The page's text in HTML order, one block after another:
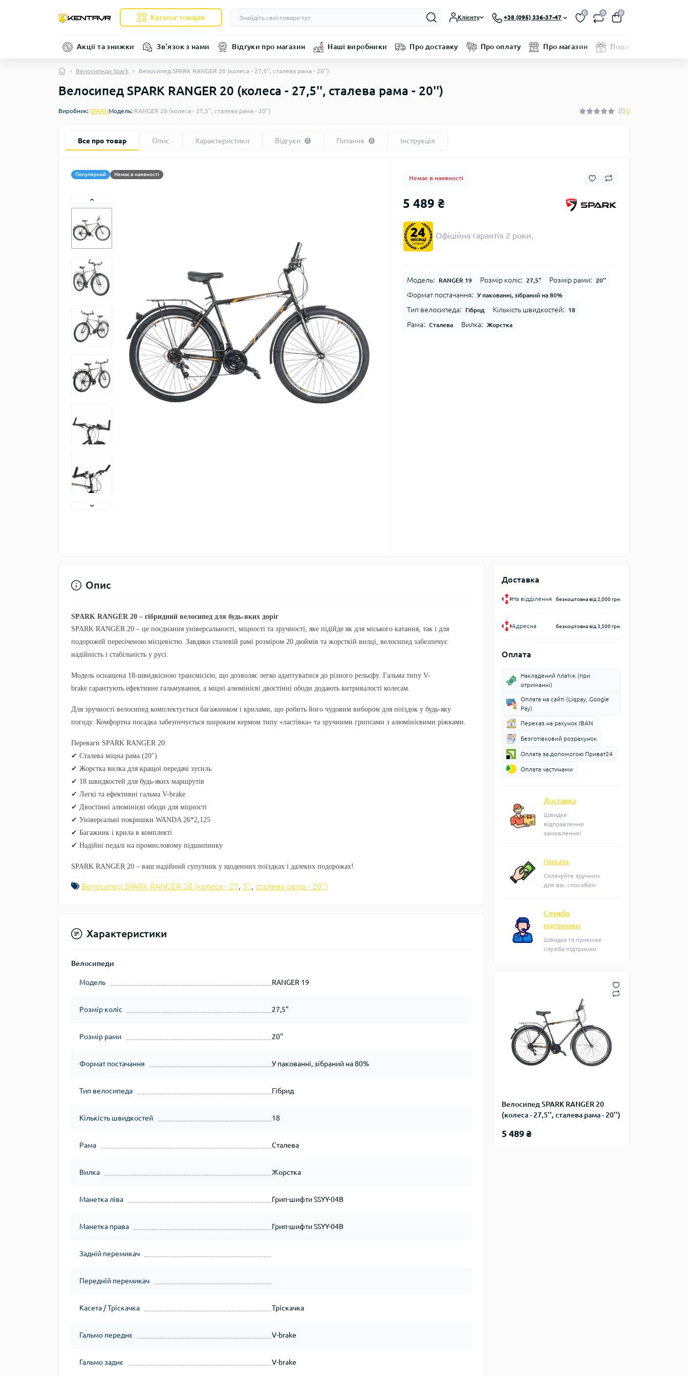
Каталог товарів Клієнту +38 (095) 336-37-47
0 0 0
Акції та знижки Зв'язок з нами Відгуки про магазин Наші виробники Про доставку Про оплату Про магазин Подарунковий
Велосипеди Spark Велосипед SPARK RANGER 20 (колеса - 27,5'', сталева рама - 20'')
Велосипед SPARK RANGER 20 (колеса - 27,5'', сталева рама - 20'')
Виробник: SPARKМодель: RANGER 20 (колеса - 27,5'', сталева рама - 20'') 0
Все про товар Опис Характеристики Відгуки 0 Питання 0 Інструкція
Популярний Немає в наявності
Немає в наявності
5 489 ₴
Офіційна гарантія 2 роки.
Модель: RANGER 19 Розмір коліс: 27,5" Розмір рами: 20''
Формат постачання: У пакованні, зібраний на 80%
Тип велосипеда: Гібрид Кількість швидкостей: 18
Рама: Сталева Вилка: Жорстка
Доставка
На відділення безкоштовна від 2,000 грн.
Адресна безкоштовна від 3,500 грн.
Оплата
Накладений платіж (при
отриманні)
Оплата на сайті (Liqpay, Google
Pay)
Переказ на рахунок IBAN
Безготівковий розрахунок
Оплата за допомогою Приват24
Оплата частинами
Доставка
Швидке
відправлення
замовлення!
Оплата
Сплачуйте зручним
для вас способом
Служба
підтримки
Швидка та приємна
служба підтримки
Велосипед SPARK RANGER 20
(колеса - 27,5'', сталева рама - 20'')
5 489 ₴
Опис
SPARK RANGER 20 – гібридний велосипед для будь-яких доріг
SPARK RANGER 20 – це поєднання універсальності, міцності та зручності, яке підійде як для міського катання, так і для
подорожей пересіченою місцевістю. Завдяки сталевій рамі розміром 20 дюймів та жорсткій вилці, велосипед забезпечує
надійність і стабільність у русі.
Модель оснащена 18-швидкісною трансмісією, що дозволяє легко адаптуватися до різного рельєфу. Гальма типу V-
brake гарантують ефективне гальмування, а міцні алюмінієві двостінні ободи додають витривалості колесам.
Для зручності велосипед комплектується багажником і крилами, що робить його чудовим вибором для поїздок у будь-яку
погоду. Комфортна посадка забезпечується широким кермом типу «ластівка» та зручними грипсами з алюмінієвими ріжками.
Переваги SPARK RANGER 20:
✔ Сталева міцна рама (20")
✔ Жорстка вилка для кращої передачі зусиль
✔ 18 швидкостей для будь-яких маршрутів
✔ Легкі та ефективні гальма V-brake
✔ Двостінні алюмінієві ободи для міцності
✔ Універсальні покришки WANDA 26*2,125
✔ Багажник і крила в комплекті
✔ Надійні педалі на промисловому підшипнику
SPARK RANGER 20 – ваш надійний супутник у щоденних поїздках і далеких подорожах!
Велосипед SPARK RANGER 20 (колеса - 27, 5'', сталева рама - 20'')
Характеристики
Велосипеди
Модель RANGER 19
Розмір коліс 27,5"
Розмір рами 20''
Формат постачання У пакованні, зібраний на 80%
Тип велосипеда Гібрид
Кількість швидкостей 18
Рама Сталева
Вилка Жорстка
Манетка ліва Грип-шифти SSYY-04B
Манетка права Грип-шифти SSYY-04B
Задній перемикач
Передній перемикач
Касета / Тріскачка Тріскачка
Гальмо переднє V-brake
Гальмо заднє V-brake